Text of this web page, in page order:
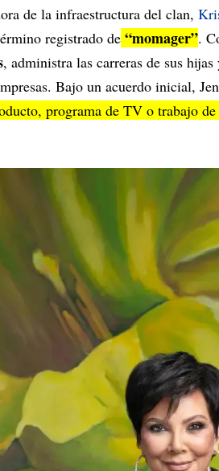
de la infraestructura del clan,
registrado de “momager”.
, administra las carreras de sus
Bajo un acuerdo inicial,
programa de TV o trabajo